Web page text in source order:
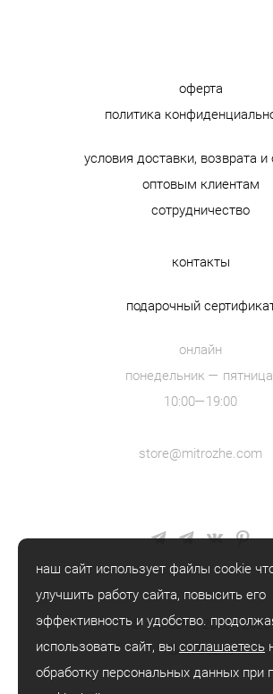
оферта
политика
условия доставки, возврата
оптовым клиентам
сотрудничество
контакты
подарочный
онлайн
понедельник — пятница
10:00—19:00
store@mitrozhe.com
© mitrozhe, 2018—2026
® mitrozhe
наш сайт использует файлы cookie
улучшить работу сайта, повысить его
эффективность и удобство.
использовать сайт, вы соглашаетесь
обработку персональных данных при